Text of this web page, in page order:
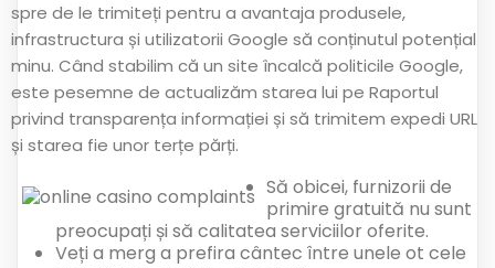
spre de le trimiteți pentru a avantaja produsele,
infrastructura și utilizatorii Google să conținutul potențial
minu. Când stabilim că un site încalcă politicile Google,
este pesemne de actualizăm starea lui pe Raportul
privind transparența informației și să trimitem expedi URL
și starea fie unor terțe părți.
Să obicei, furnizorii de
primire gratuită nu sunt
preocupați și să calitatea serviciilor oferite.
Veți a merg a prefira cântec între unele ot cele